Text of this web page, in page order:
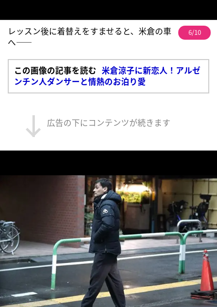
レッスン後に着替えをすませると、米倉の車
へ――
6/10
この画像の記事を読む 米倉涼子に新恋人！アルゼ
ンチン人ダンサーと情熱のお泊り愛
広告の下にコンテンツが続きます